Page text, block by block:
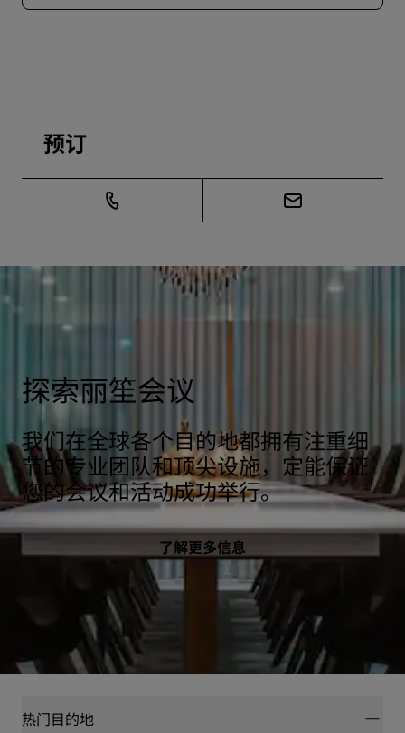
预订
探索丽笙会议
我们在全球各个目的地都拥有注重细
节的专业团队和顶尖设施，定能保证
您的会议和活动成功举行。
了解更多信息
热门目的地